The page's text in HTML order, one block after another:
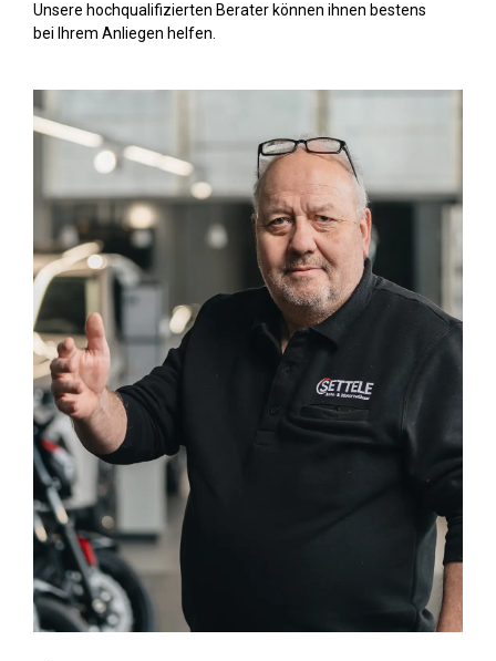
Unsere hochqualifizierten Berater können ihnen bestens
bei Ihrem Anliegen helfen.